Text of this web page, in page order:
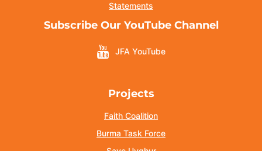
Statements
Subscribe Our YouTube Channel
JFA YouTube
Projects
Faith Coalition
Burma Task Force